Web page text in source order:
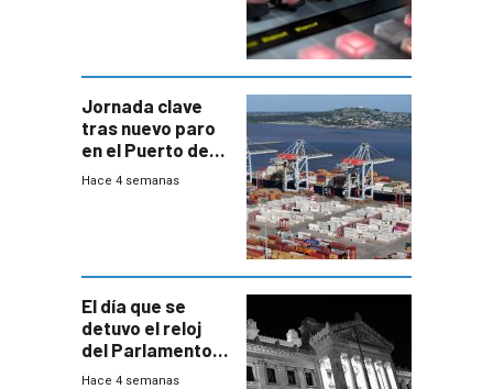
Jornada clave
tras nuevo paro
en el Puerto de
Montevideo
Hace 4 semanas
El día que se
detuvo el reloj
del Parlamento
para negociar
Hace 4 semanas